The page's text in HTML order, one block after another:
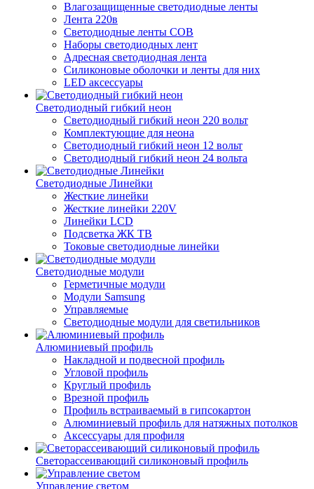
Влагозащищенные светодиодные ленты
Лента 220в
Светодиодные ленты COB
Наборы светодиодных лент
Адресная светодиодная лента
Силиконовые оболочки и ленты для них
LED аксессуары
Светодиодный гибкий неон
Светодиодный гибкий неон 220 вольт
Комплектующие для неона
Светодиодный гибкий неон 12 вольт
Светодиодный гибкий неон 24 вольта
Светодиодные Линейки
Жесткие линейки
Жесткие линейки 220V
Линейки LCD
Подсветка ЖК ТВ
Токовые светодиодные линейки
Светодиодные модули
Герметичные модули
Модули Samsung
Управляемые
Светодиодные модули для светильников
Алюминиевый профиль
Накладной и подвесной профиль
Угловой профиль
Круглый профиль
Врезной профиль
Профиль встраиваемый в гипсокартон
Алюминиевый профиль для натяжных потолков
Аксессуары для профиля
Светорассеивающий силиконовый профиль
Управление светом